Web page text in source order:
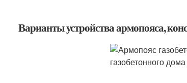
Варианты устройства армопояса,